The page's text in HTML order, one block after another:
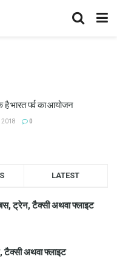
भारत पर्व का आयोजन
2018 0
LATEST
ट्रेन, टैक्सी अथवा फ्लाइट
अथवा फ्लाइट